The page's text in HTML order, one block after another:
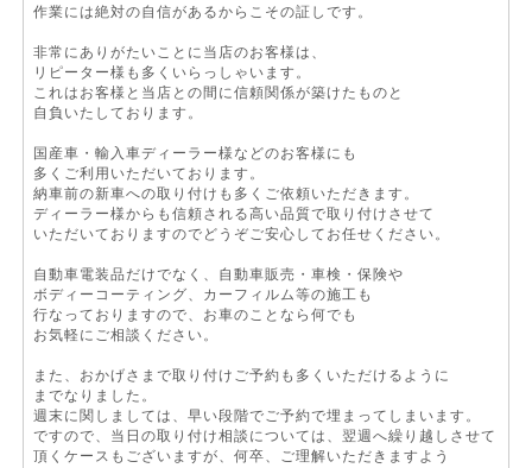
作業には絶対の自信があるからこその証しです。
非常にありがたいことに当店のお客様は、
リピーター様も多くいらっしゃいます。
これはお客様と当店との間に信頼関係が築けたものと
自負いたしております。
国産車・輸入車ディーラー様などのお客様にも
多くご利用いただいております。
納車前の新車への取り付けも多くご依頼いただきます。
ディーラー様からも信頼される高い品質で取り付けさせて
いただいておりますのでどうぞご安心してお任せください。
自動車電装品だけでなく、自動車販売・車検・保険や
ボディーコーティング、カーフィルム等の施工も
行なっておりますので、お車のことなら何でも
お気軽にご相談ください。
また、おかげさまで取り付けご予約も多くいただけるように
までなりました。
週末に関しましては、早い段階でご予約で埋まってしまいます。
ですので、当日の取り付け相談については、翌週へ繰り越しさせて
頂くケースもございますが、何卒、ご理解いただきますよう